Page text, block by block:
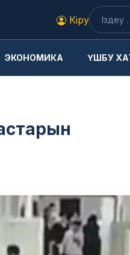
Кіру
ЭКОНОМИКА ҮШБУ